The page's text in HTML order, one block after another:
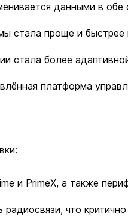
данными в обе
стала проще и
стала более
платформа
и PrimeX, а также
что